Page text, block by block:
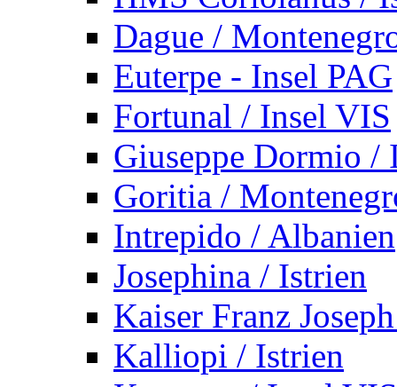
Dague /
Euterpe - Insel PAG
Fortunal / Insel VIS
Giuseppe Dormio /
Goritia /
Intrepido / Albanien
Josephina / Istrien
Kaiser Franz
Kalliopi / Istrien